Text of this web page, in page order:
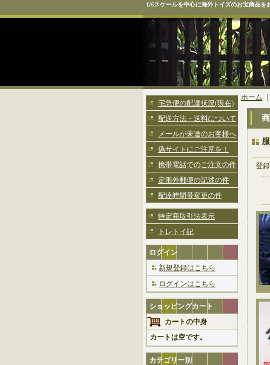
1/6スケールを中心に海外トイズのお宝商品を
宅急便の配達状況(現在)
配送方法・送料について
メールが未達のお客様へ
偽サイトにご注意を！
携帯電話でのご注文の件
定形外郵便の記述の件
配達時間帯変更の件
特定商取引法表示
トレトイ記
ログイン
新規登録はこちら
ログインはこちら
ショッピングカート
カートの中身
カートは空です。
カテゴリー別
ホーム
登